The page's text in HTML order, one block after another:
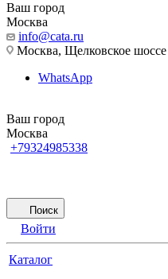
Ваш город
Москва
info@cata.ru
Москва, Щелковское
WhatsApp
Ваш город
Москва
+79324985338
Поиск
Войти
Каталог